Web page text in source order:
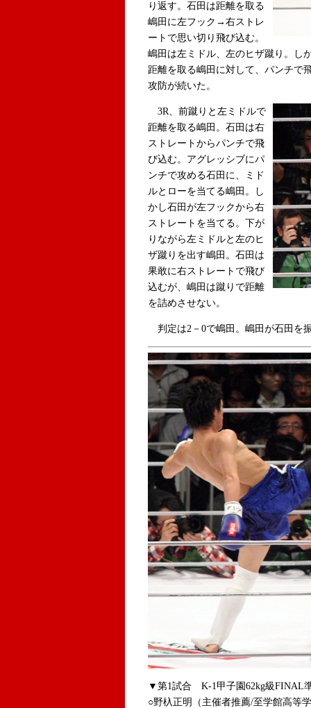
り返す。石田は距離を取る
嶋田に左フック→右ストレ
ートで思い切り飛び込む。
嶋田は左ミドル、左のヒザ蹴り。し
距離を取る嶋田に対して、パンチで
攻防が続いた。
3R、前蹴りと左ミドルで
距離を取る嶋田。石田は右
ストレートからパンチで飛
び込む。アグレッシブにパ
ンチで攻める石田に、ミド
ルとローを当てる嶋田。し
かし石田が左フックから右
ストレートを当てる。下が
りながら左ミドルと左のヒ
ザ蹴りを出す嶋田。石田は
果敢に右ストレートで飛び
込むが、嶋田は蹴りで距離
を詰めさせない。
判定は2－0で嶋田。嶋田が石田を
▼第1試合 K-1甲子園62kg級
○野杁正明（主催者推薦/至学館高等